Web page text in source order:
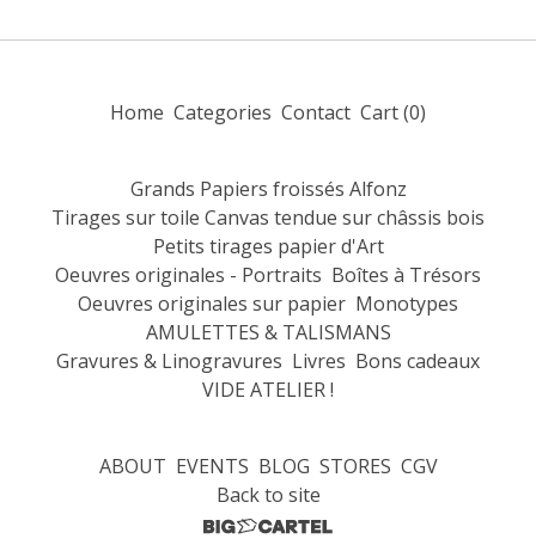
Home Categories Contact Cart (0)
Grands Papiers froissés Alfonz
Tirages sur toile Canvas tendue sur châssis bois
Petits tirages papier d'Art
Oeuvres originales - Portraits Boîtes à Trésors
Oeuvres originales sur papier Monotypes
AMULETTES & TALISMANS
Gravures & Linogravures Livres Bons cadeaux
VIDE ATELIER !
ABOUT EVENTS BLOG STORES CGV
Back to site